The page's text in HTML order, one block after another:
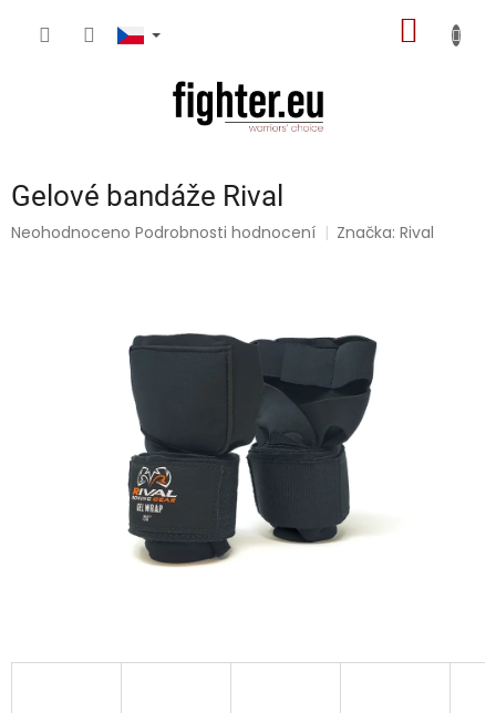
Gelové bandáže Rival
Průměrné
Neohodnoceno Podrobnosti hodnocení Značka:Rival